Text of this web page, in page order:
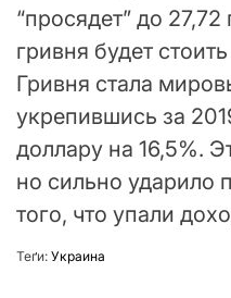
“просядет” до
гривня будет
Гривня стала
укрепившись за
доллару на 16,5%.
но сильно ударило
того, что упали
Теґи: Украина